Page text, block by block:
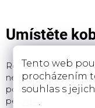
Tento web
procházením
souhlas s
.
Umístěte
Rozválejte koberec
nejrovnější.
ponechte vedle zdí.
pevně přitisknout ke